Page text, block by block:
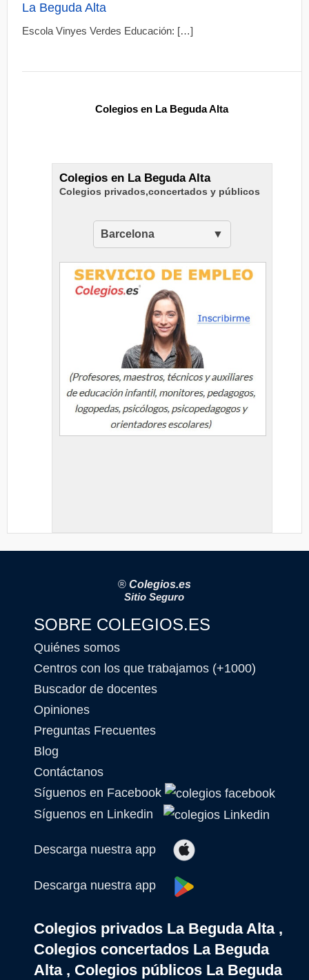
La Beguda Alta
Escola Vinyes Verdes Educación: […]
Colegios en La Beguda Alta
Colegios en La Beguda Alta
Colegios privados,concertados y públicos
Barcelona
® Colegios.es
Sitio Seguro
SOBRE COLEGIOS.ES
Quiénes somos
Centros con los que trabajamos (+1000)
Buscador de docentes
Opiniones
Preguntas Frecuentes
Blog
Contáctanos
Síguenos en Facebook
Síguenos en Linkedin
Descarga nuestra app
Descarga nuestra app
Colegios privados La Beguda Alta ,
Colegios concertados La Beguda
Alta , Colegios públicos La Beguda